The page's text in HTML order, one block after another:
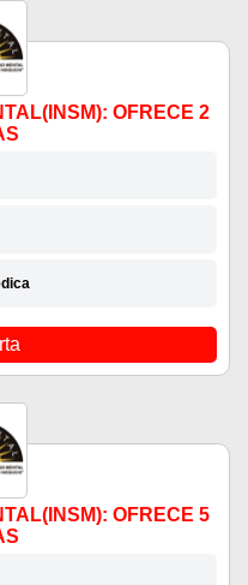
OFRECE 2
OFRECE 5